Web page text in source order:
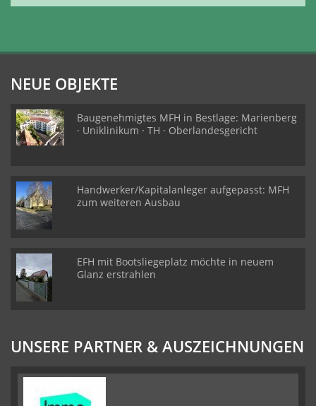
NEUE OBJEKTE
Baugenehmigtes MFH in Bestlage: Marienberg
· Uniklinikum · TH · Oberlandesgericht
Handwerker/Kapitalanleger aufgepasst: MFH
zum weiteren Ausbau
EFH mit Bootsliegeplatz möchte in neuem
Glanz erstrahlen
UNSERE PARTNER & AUSZEICHNUNGEN